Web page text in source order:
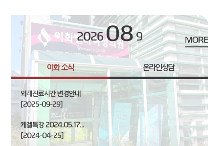
2026 08 9
이화 소식 온라인상담
MORE
외래진료시간 변경안내
[2025-09-29]
케겔특강 2024.05.17...
[2024-04-25]